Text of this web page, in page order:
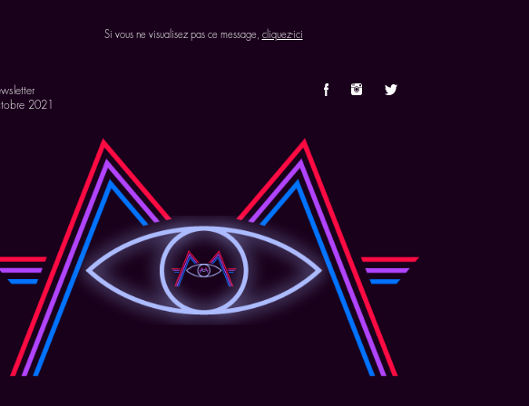
Si vous ne visualisez pas ce message, cliquez-ici
2021